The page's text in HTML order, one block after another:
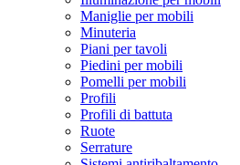
Maniglie per mobili
Minuteria
Piani per tavoli
Piedini per mobili
Pomelli per mobili
Profili
Profili di battuta
Ruote
Serrature